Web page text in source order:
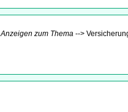
Anzeigen zum Thema -->